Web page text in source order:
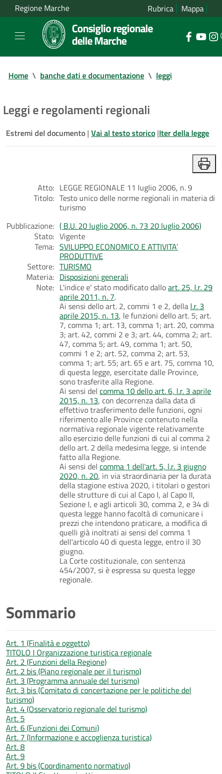
Regione Marche Rubrica Mappa
Consiglio regionale
delle Marche
Home \ banche dati e documentazione \ leggi
Leggi e regolamenti regionali
Estremi del documento | Vai al testo storico |Iter della legge
Atto: LEGGE REGIONALE 11 luglio 2006, n. 9
Titolo: Testo unico delle norme regionali in materia di
turismo
Pubblicazione: ( B.U. 20 luglio 2006, n. 73 20 luglio 2006)
Stato: Vigente
Tema: SVILUPPO ECONOMICO E ATTIVITA’
PRODUTTIVE
Settore: TURISMO
Materia: Disposizioni generali
Note: L'indice e' stato modificato dalloart. 25, l.r. 29
aprile 2011, n. 7.
Ai sensi dello art. 2, commi 1 e 2, della l.r. 3
aprile 2015, n. 13, le funzioni dello art. 5; art.
7, comma 1; art. 13, comma 1; art. 20, comma
3; art. 42, commi 2 e 3; art. 44, comma 2; art.
47, comma 5; art. 49, comma 1; art. 50,
commi 1 e 2; art. 52, comma 2; art. 53,
comma 1; art. 55; art. 65 e art. 75, comma 10,
di questa legge, esercitate dalle Province,
sono trasferite alla Regione.
Ai sensi del comma 10 dello art. 6, l.r. 3 aprile
2015, n. 13, con decorrenza dalla data di
effettivo trasferimento delle funzioni, ogni
riferimento alle Province contenuto nella
normativa regionale vigente relativamente
allo esercizio delle funzioni di cui al comma 2
dello art. 2 della medesima legge, si intende
fatto alla Regione.
Ai sensi del comma 1 dell'art. 5, l.r. 3 giugno
2020, n. 20, in via straordinaria per la durata
della stagione estiva 2020, i titolari o gestori
delle strutture di cui al Capo I, al Capo II,
Sezione I, e agli articoli 30, comma 2, e 34 di
questa legge hanno facoltà di comunicare i
prezzi che intendono praticare, a modifica di
quelli già inoltrati ai sensi del comma 1
dell'articolo 40 di questa legge, entro il 30
giugno.
La Corte costituzionale, con sentenza
454/2007, si è espressa su questa legge
regionale.
Sommario
Art. 1 (Finalità e oggetto)
TITOLO I Organizzazione turistica regionale
Art. 2 (Funzioni della Regione)
Art. 2 bis (Piano regionale per il turismo)
Art. 3 (Programma annuale del turismo)
Art. 3 bis (Comitato di concertazione per le politiche del
turismo)
Art. 4 (Osservatorio regionale del turismo)
Art. 5
Art. 6 (Funzioni dei Comuni)
Art. 7 (Informazione e accoglienza turistica)
Art. 8
Art. 9
Art. 9 bis (Coordinamento normativo)